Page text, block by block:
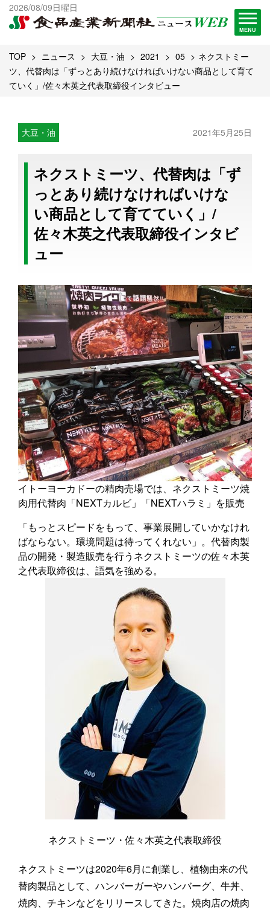
2026/08/09日曜日
MENU
出版物一覧へ
試読・購読申し込み
TOP ニュース 大豆・油 2021 05
ネクストミー
ツ、代替肉は「ずっとあり続けなければいけない商品として育て
ていく」/佐々木英之代表取締役インタビュー
大豆・油 2021年5月25日
ネクストミーツ、代替肉は「ず
っとあり続けなければいけな
い商品として育てていく」/
佐々木英之代表取締役インタビ
ュー
イトーヨーカドーの精肉売場では、ネクストミーツ焼
肉用代替肉「NEXTカルビ」「NEXTハラミ」を販売
「もっとスピードをもって、事業展開していかなけれ
ばならない。環境問題は待ってくれない」。代替肉製
品の開発・製造販売を行うネクストミーツの佐々木英
之代表取締役は、語気を強める。
ネクストミーツ・佐々木英之代表取締役
ネクストミーツは2020年6月に創業し、植物由来の代
替肉製品として、ハンバーガーやハンバーグ、牛丼、
焼肉、チキンなどをリリースしてきた。焼肉店の焼肉